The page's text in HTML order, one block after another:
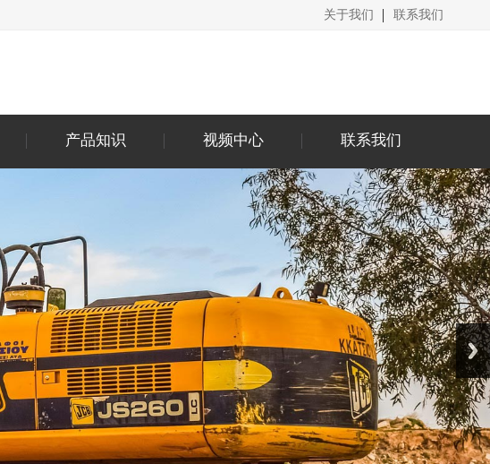
关于我们 联系我们
产品知识 视频中心 联系我们